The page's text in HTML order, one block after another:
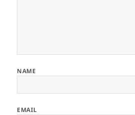
NAME
EMAIL